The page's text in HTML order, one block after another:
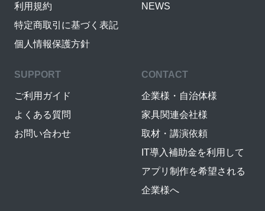
利用規約
特定商取引に基づく表記
個人情報保護方針
NEWS
SUPPORT
ご利用ガイド
よくある質問
お問い合わせ
CONTACT
企業様・自治体様
家具関連会社様
取材・講演依頼
IT導入補助金を利用して
アプリ制作を希望される
企業様へ